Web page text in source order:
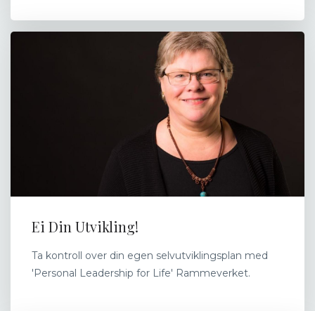
Ei Din Utvikling!
Ta kontroll over din egen selvutviklingsplan med
'Personal Leadership for Life' Rammeverket.